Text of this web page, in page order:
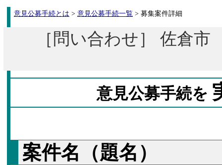
意見公募手続とは > 意見公募手続一覧 > 募集案件詳細
［問い合わせ］ 佐倉
意見公募手続を
案件名（題名）